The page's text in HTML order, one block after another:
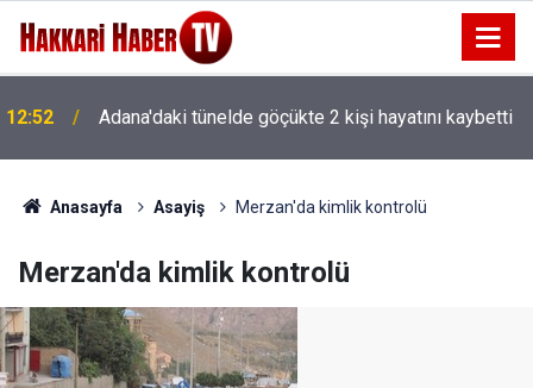
12:52 Adana'daki tünelde göçükte 2 kişi hayatını kaybetti
Anasayfa Asayiş Merzan'da kimlik kontrolü
Merzan'da kimlik kontrolü